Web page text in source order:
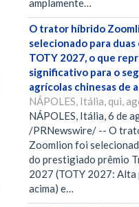
amplamente…
O trator híbrido
selecionado para
TOTY 2027, o que
significativo para o
agrícolas chinesas de
NÁPOLES, Itália, qui,
NÁPOLES, Itália, 6 de
/PRNewswire/ -- O
Zoomlion foi
do prestigiado prêmio
2027 (TOTY 2027: Alta
acima) e…